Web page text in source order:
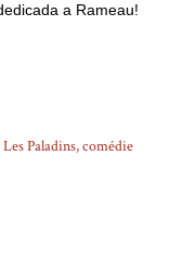
a Rameau!
Paladins, comédie